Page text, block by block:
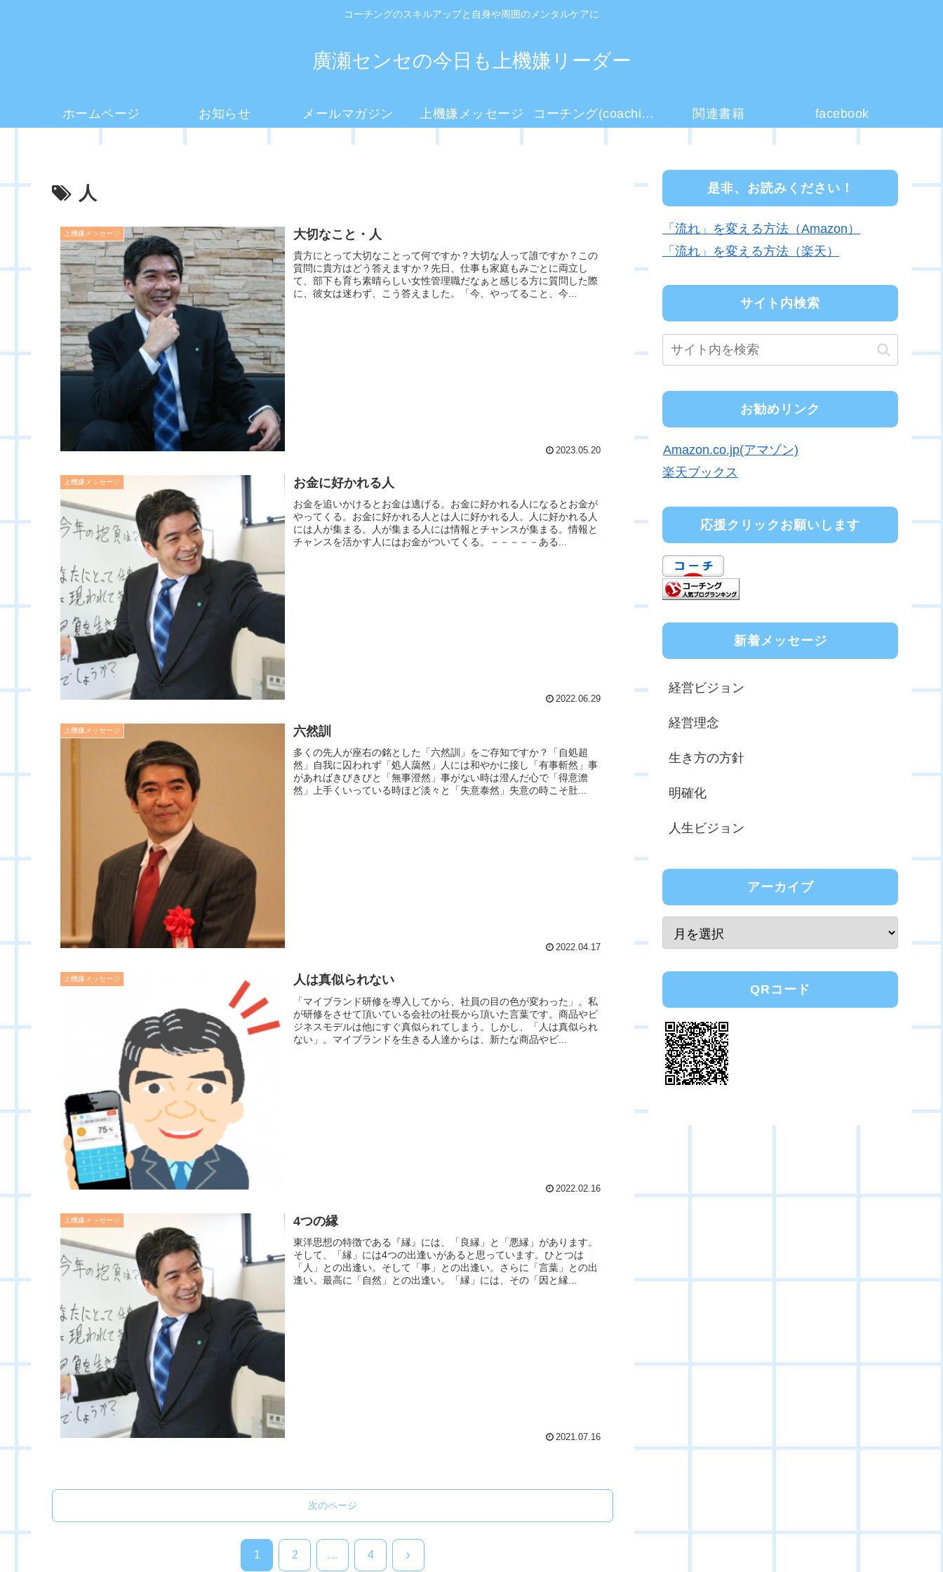
コーチングのスキルアップと自身や周囲のメンタルケアに
廣瀬センセの今日も上機嫌リーダー
ホームページ お知らせ メールマガジン 上機嫌メッセージ コーチング(coaching)とは？ 関連書籍 facebook
人
上機嫌メッセージ 大切なこと・人
貴方にとって大切なことって何ですか？大切な人って誰ですか？この
質問に貴方はどう答えますか？先日、仕事も家庭もみごとに両立し
て、部下も育ち素晴らしい女性管理職だなぁと感じる方に質問した際
に、彼女は迷わず、こう答えました。「今、やってること、今...
2023.05.20
上機嫌メッセージ お金に好かれる人
お金を追いかけるとお金は逃げる。お金に好かれる人になるとお金が
やってくる。お金に好かれる人とは人に好かれる人。人に好かれる人
には人が集まる。人が集まる人には情報とチャンスが集まる。情報と
チャンスを活かす人にはお金がついてくる。－－－－－ある...
2022.06.29
上機嫌メッセージ 六然訓
多くの先人が座右の銘とした「六然訓」をご存知ですか？「自処超
然」自我に囚われず「処人藹然」人には和やかに接し「有事斬然」事
があればきびきびと「無事澄然」事がない時は澄んだ心で「得意澹
然」上手くいっている時ほど淡々と「失意泰然」失意の時こそ肚...
2022.04.17
上機嫌メッセージ 人は真似られない
「マイブランド研修を導入してから、社員の目の色が変わった」。私
が研修をさせて頂いている会社の社長から頂いた言葉です。商品やビ
ジネスモデルは他にすぐ真似られてしまう。しかし、「人は真似られ
ない」。マイブランドを生きる人達からは、新たな商品やビ...
2022.02.16
上機嫌メッセージ 4つの縁
東洋思想の特徴である『縁』には、「良縁」と「悪縁」があります。
そして、「縁」には4つの出逢いがあると思っています。ひとつは
「人」との出逢い。そして「事」との出逢い。さらに「言葉」との出
逢い。最高に「自然」との出逢い。「縁」には、その「因と縁...
2021.07.16
次のページ
1 2 … 4 次
是非、お読みください！
「流れ」を変える方法（Amazon）
「流れ」を変える方法（楽天）
サイト内検索
お勧めリンク
Amazon.co.jp(アマゾン)
楽天ブックス
応援クリックお願いします
新着メッセージ
経営ビジョン
経営理念
生き方の方針
明確化
人生ビジョン
アーカイブ
QRコード